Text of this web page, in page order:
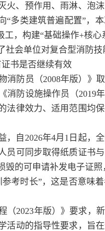
、预作用、雨淋、泡沫
“多类建筑普遍配置”，
，构建“基础操作+核
会单位对复合型消防技
书是否继续有效
防员（2008年版）》取
消防设施操作员（2019
法律效力、适用范围均
自2026年4月1日起，
员可同步取得纸质证书
的可申请补发电子证照
时长”，这是否意味着
2023年版）》要求，新
活动的指导性要求，旨